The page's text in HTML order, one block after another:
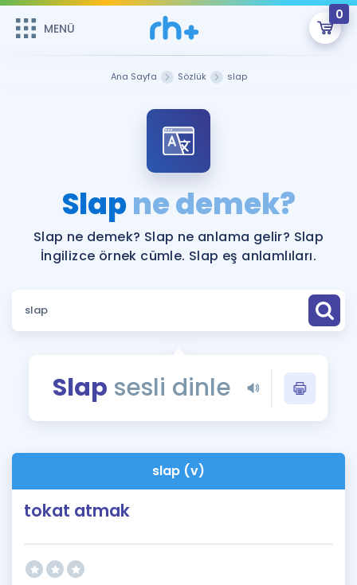
MENÜ
0
ÜYE DEĞİLİM
Sepetin Şu An Boş.
Remzi Hoca ile seni sınava hazırlayacak onlarca eğitim seni
bekliyor!
MENÜ
Katılımcı Görüşleri
Faydalı Araçlar
Sözlük
Rehberlik Aracı
Blog
İngilizce Gramer
Ana Sayfa Sözlük slap
Slapne demek?
Slap ne demek? Slap ne anlama gelir? Slap
İngilizce örnek cümle. Slap eş anlamlıları.
Slap sesli dinle
slap (v)
tokat atmak